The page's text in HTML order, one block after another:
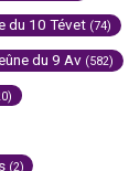
du 10 Tévet (74)
du 9 Av (582)
(2)